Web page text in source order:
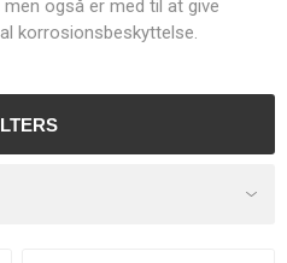
også er med til at give
korrosionsbeskyttelse.